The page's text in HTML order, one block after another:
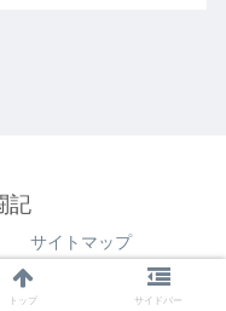
記
サイトマップ
記.
トップ サイドバー